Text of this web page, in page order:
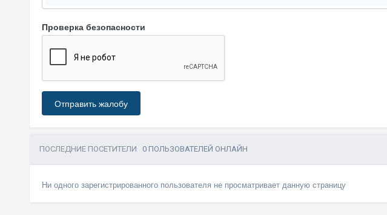
Проверка безопасности
Отправить жалобу
ПОСЛЕДНИЕ ПОСЕТИТЕЛИ 0 ПОЛЬЗОВАТЕЛЕЙ ОНЛАЙН
Ни одного зарегистрированного пользователя не просматривает данную страницу